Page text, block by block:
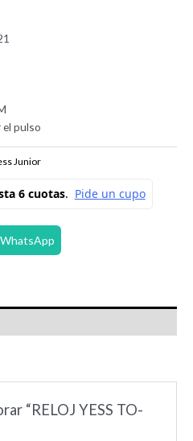
el pulso
Junior
“RELOJ YESS TO-